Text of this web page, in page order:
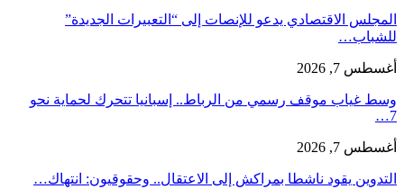
المجلس الاقتصادي يدعو للإنصات إلى “التعبيرات الجديدة”
للشباب…
أغسطس 7, 2026
وسط غياب موقف رسمي من الرباط.. إسبانيا تتحرك لحماية نحو
7…
أغسطس 7, 2026
التدوين يقود ناشطا بمراكش إلى الاعتقال.. وحقوقيون: انتهاك…